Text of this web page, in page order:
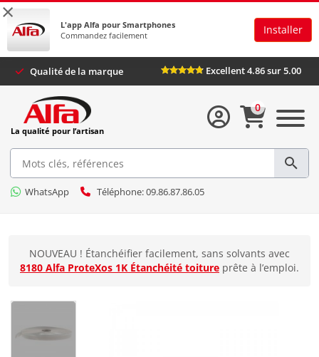
×
L'app Alfa pour Smartphones
Commandez facilement
Installer
Qualité de la marque Excellent 4.86 sur 5.00
La qualité pour l’artisan
WhatsApp Téléphone: 09.86.87.86.05
0
NOUVEAU ! Étanchéifier facilement, sans solvants avec
8180 Alfa ProteXos 1K Étanchéité toiture prête à l’emploi.